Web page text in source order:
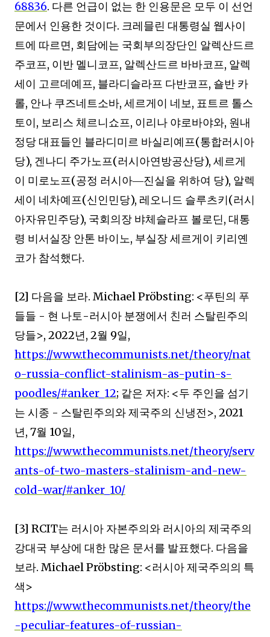
68836. 다른 언급이 없는 한 인용문은 모두 이 선언
문에서 인용한 것이다. 크레믈린 대통령실 웹사이
트에 따르면, 회담에는 국회부의장단인 알렉산드르
주코프, 이반 멜니코프, 알렉산드르 바바코프, 알렉
세이 고르데예프, 블라디슬라프 다반코프, 숄반 카
롤, 안나 쿠즈네트소바, 세르게이 네보, 표트르 톨스
토이, 보리스 체르니쇼프, 이리나 야로바야와, 원내
정당 대표들인 블라디미르 바실리예프(통합러시아
당), 겐나디 주가노프(러시아연방공산당), 세르게
이 미로노프(공정 러시아―진실을 위하여 당), 알렉
세이 네차예프(신인민당), 레오니드 슬루츠키(러시
아자유민주당), 국회의장 뱌체슬라프 볼로딘, 대통
령 비서실장 안톤 바이노, 부실장 세르게이 키리옌
코가 참석했다.
[2] 다음을 보라. Michael Pröbsting: <푸틴의 푸
들들 - 현 나토-러시아 분쟁에서 친러 스탈린주의
당들>, 2022년, 2월 9일,
https://www.thecommunists.net/theory/nat
o-russia-conflict-stalinism-as-putin-s-
poodles/#anker_12; 같은 저자: <두 주인을 섬기
는 시종 - 스탈린주의와 제국주의 신냉전>, 2021
년, 7월 10일,
https://www.thecommunists.net/theory/serv
ants-of-two-masters-stalinism-and-new-
cold-war/#anker_10/
[3] RCIT는 러시아 자본주의와 러시아의 제국주의
강대국 부상에 대한 많은 문서를 발표했다. 다음을
보라. Michael Pröbsting: <러시아 제국주의의 특
색>
https://www.thecommunists.net/theory/the
-peculiar-features-of-russian-